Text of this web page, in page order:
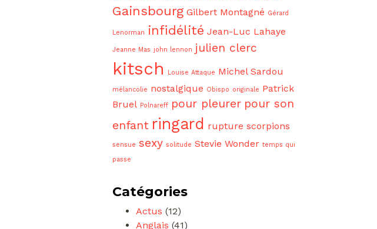
Gainsbourg Gilbert Montagné Gérard
Lenorman infidélité Jean-Luc Lahaye
Jeanne Mas john lennon julien clerc
kitsch Louise Attaque Michel Sardou
mélancolie nostalgique Obispo originale Patrick
Bruel Polnareff pour pleurer pour son
enfant ringard rupture scorpions
sensue sexy solitude Stevie Wonder temps qui
passe
Catégories
Actus (12)
Anglais (41)